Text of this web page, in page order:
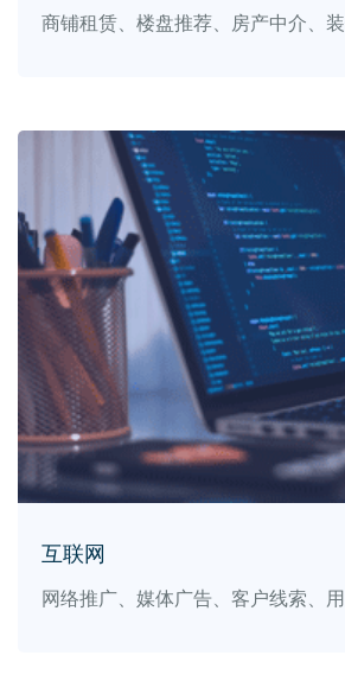
商铺租赁、楼盘推荐、房产中介、
互联网
网络推广、媒体广告、客户线索、